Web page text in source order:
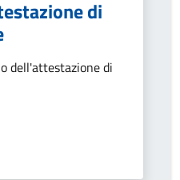
di
dell'attestazione di